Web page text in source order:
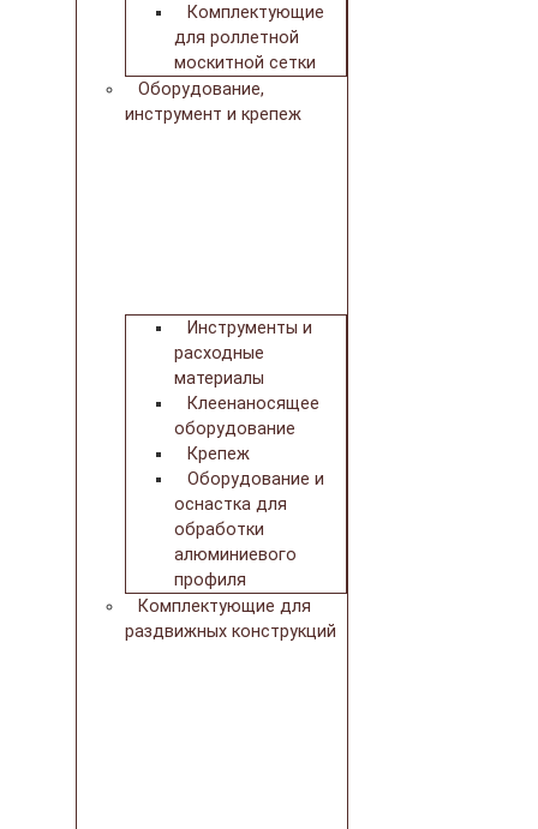
Комплектующие
для роллетной
москитной сетки
Оборудование,
инструмент и крепеж
Инструменты и
расходные
материалы
Клеенаносящее
оборудование
Крепеж
Оборудование и
оснастка для
обработки
алюминиевого
профиля
Комплектующие для
раздвижных конструкций